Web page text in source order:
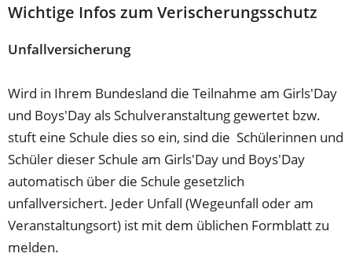
Wichtige Infos zum Verischerungsschutz
Unfallversicherung
Wird in Ihrem Bundesland die Teilnahme am Girls'Day
und Boys'Day als Schulveranstaltung gewertet bzw.
stuft eine Schule dies so ein, sind die Schülerinnen und
Schüler dieser Schule am Girls'Day und Boys'Day
automatisch über die Schule gesetzlich
unfallversichert. Jeder Unfall (Wegeunfall oder am
Veranstaltungsort) ist mit dem üblichen Formblatt zu
melden.